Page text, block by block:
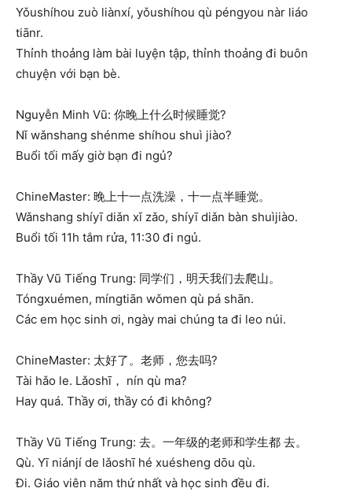
Yǒushíhou zuò liànxí, yǒushíhou qù péngyou nàr liáo
tiānr.
Thỉnh thoảng làm bài luyện tập, thỉnh thoảng đi buôn
chuyện với bạn bè.
Nguyễn Minh Vũ: 你晚上什么时候睡觉?
Nǐ wǎnshang shénme shíhou shuì jiào?
Buổi tối mấy giờ bạn đi ngủ?
ChineMaster: 晚上十一点洗澡，十一点半睡觉。
Wǎnshang shíyī diǎn xǐ zǎo, shíyī diǎn bàn shuìjiào.
Buổi tối 11h tắm rửa, 11:30 đi ngủ.
Thầy Vũ Tiếng Trung: 同学们，明天我们去爬山。
Tóngxuémen, míngtiān wǒmen qù pá shān.
Các em học sinh ơi, ngày mai chúng ta đi leo núi.
ChineMaster: 太好了。老师，您去吗?
Tài hǎo le. Lǎoshī， nín qù ma?
Hay quá. Thầy ơi, thầy có đi không?
Thầy Vũ Tiếng Trung: 去。一年级的老师和学生都 去。
Qù. Yī niánjí de lǎoshī hé xuésheng dōu qù.
Đi. Giáo viên năm thứ nhất và học sinh đều đi.